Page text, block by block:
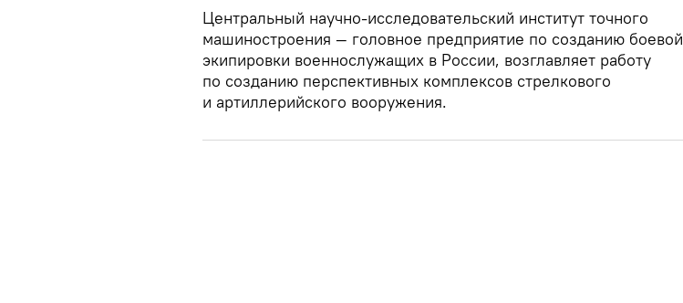
Центральный научно-исследовательский институт точного
машиностроения — головное предприятие по созданию боевой
экипировки военнослужащих в России, возглавляет работу
по созданию перспективных комплексов стрелкового
и артиллерийского вооружения.